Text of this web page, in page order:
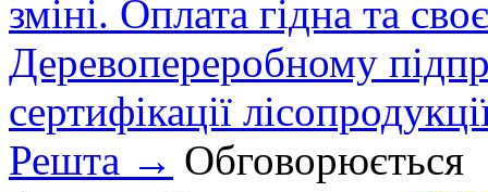
зміні. Оплата гідна та
Деревопереробному
сертифікації
Решта → Обговорюється